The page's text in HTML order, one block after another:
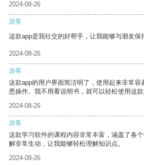
2024-08-26
游客
这款app是我社交的好帮手，让我能够与朋友保
2024-08-26
游客
这款app的用户界面简洁明了，使用起来非常容
悉操作。我不用看说明书，就可以轻松使用这款
2024-08-26
游客
这款学习软件的课程内容非常丰富，涵盖了各
解非常生动，让我能够轻松理解知识点。
2024-08-26